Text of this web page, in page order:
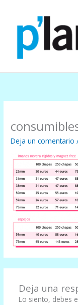
contenido
Deja un comentario
Deja una
Lo siento, debes